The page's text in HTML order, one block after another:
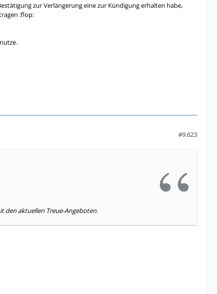
zur Verlängerung eine zur Kündigung erhalten habe,
:flop:
#9.623
den aktuellen Treue-Angeboten.